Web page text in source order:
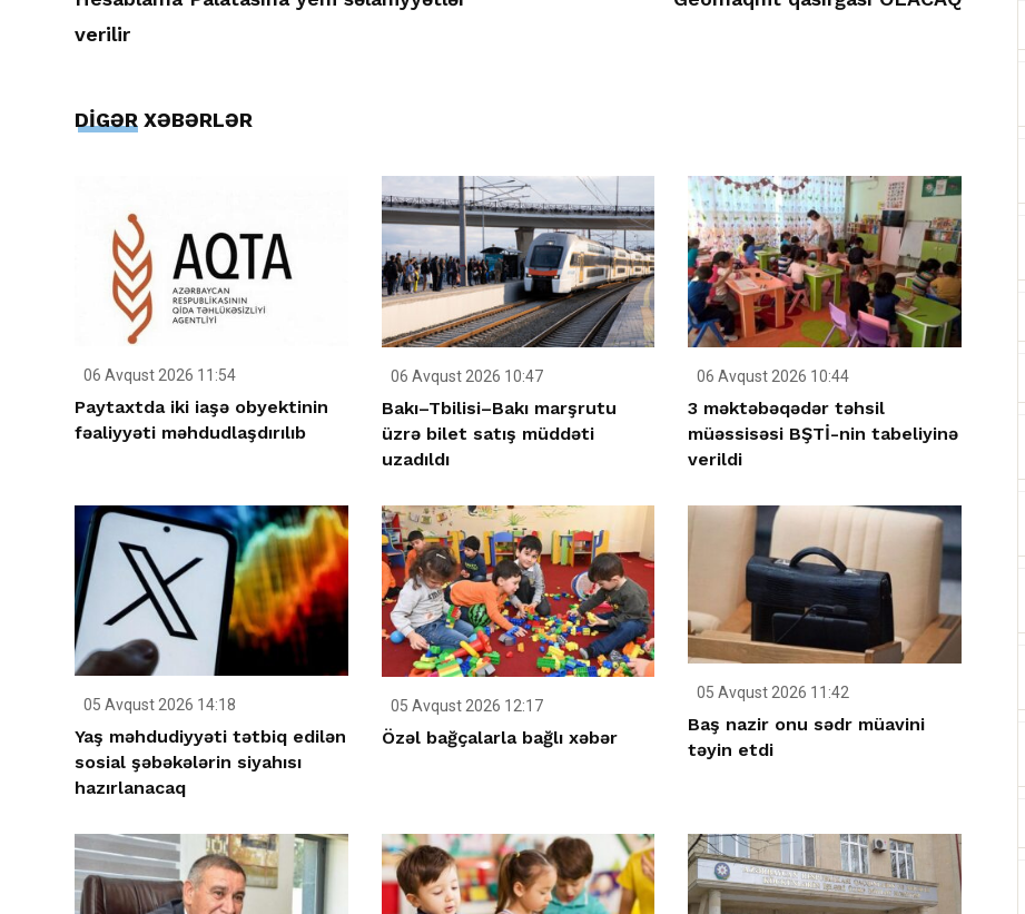
verilir
DİGƏR XƏBƏRLƏR
06 Avqust 2026 11:54
Paytaxtda iki iaşə obyektinin
fəaliyyəti məhdudlaşdırılıb
06 Avqust 2026 10:47
Bakı–Tbilisi–Bakı marşrutu
üzrə bilet satış müddəti
uzadıldı
06 Avqust 2026 10:44
3 məktəbəqədər təhsil
müəssisəsi BŞTİ-nin tabeliyinə
verildi
05 Avqust 2026 14:18
Yaş məhdudiyyəti tətbiq edilən
sosial şəbəkələrin siyahısı
hazırlanacaq
05 Avqust 2026 12:17
Özəl bağçalarla bağlı xəbər
05 Avqust 2026 11:42
Baş nazir onu sədr müavini
təyin etdi